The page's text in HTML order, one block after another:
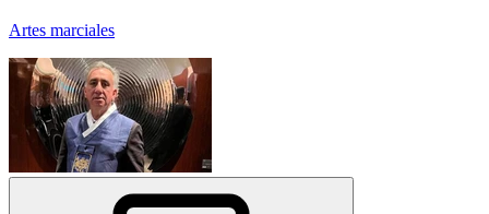
Artes marciales